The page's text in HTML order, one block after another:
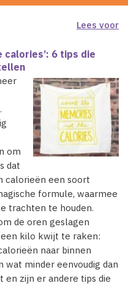
Lees voor
calories’: 6 tips die
om
dat
calorieën een soort
formule, waarmee
trachten te houden.
de oren geslagen
kilo kwijt te raken:
naar binnen
minder eenvoudig dan
zijn er andere tips die